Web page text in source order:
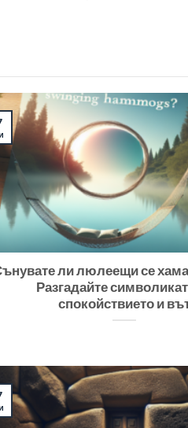
ли люлеещи се
Разгадайте
спокойствието и